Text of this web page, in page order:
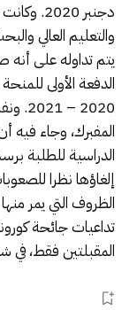
دجنبر
والتعليم العالي
يتم تداوله على أنه
الدفعة الأولى
2020
المفبرك، وجاء فيه
إلغاؤها نظرا
الظروف التي يمر
تداعيات جائحة
المقبلتين فقط، في